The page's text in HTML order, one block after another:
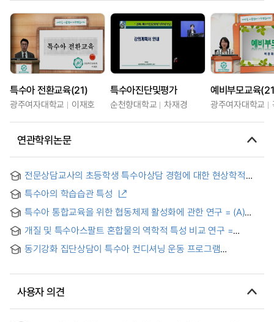
특수아 전환교육(21)
광주여자대학교 이재호
특수아진단및평가
순천향대학교 차재경
예비부모교육
광주여자대학교
연관학위논문
전문상담교사의 초등학생 특수아상담 경험에 대한 현상학적
연구 = A phenomenological study on the counseling
experience of professional counseling teachers for
elementary school students with special needs
특수아의 학습습관 특성
특수아 통합교육을 위한 협동체제 활성화에 관한 연구 = (A)
Study on the Levels of Collaborative Consultation System
for the Education of Exceptional Children in Regular
Classes
개질 및 특수아스팔트 혼합물의 역학적 특성 비교 연구 =
Comparative study on the mechanical properties of the
modified and special asphalt mixtures
동기강화 집단상담이 특수아 컨디셔닝 운동 프로그램
the Effects of Motivational Group Counseling on the
Children with Special Needs
사용자 의견